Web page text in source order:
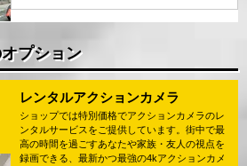
プション
レンタルアクションカメラ
ショップでは特別価格でアクションカメラのレ
ンタルサービスをご提供しています。街中で最
高の時間を過ごすあなたや家族・友人の視点を
録画できる、最新かつ最強の4kアクションカメ